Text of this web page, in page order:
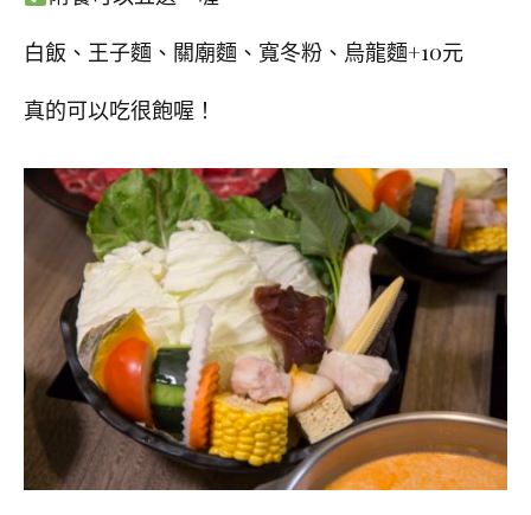
白飯、王子麵、關廟麵、寬冬粉、烏龍麵+10元
真的可以吃很飽喔！